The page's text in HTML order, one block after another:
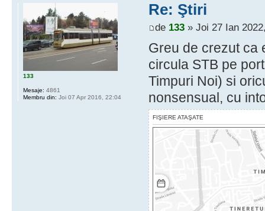
Re: Ştiri
de 133» Joi 27 Ian
Greu de crezut ca
circula STB pe
Timpuri Noi) si
nonsensual, cu
FIŞIERE ATAŞATE
133
Mesaje: 4861
Membru din: Joi 07 Apr 2016, 22:04